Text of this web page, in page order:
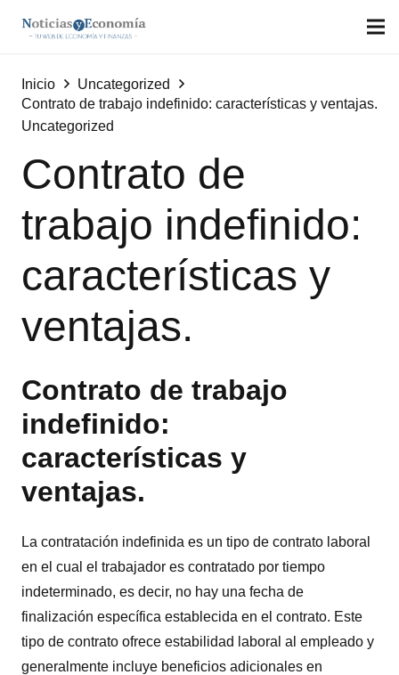
Inicio
Uncategorized
Contrato de trabajo indefinido: características y ventajas.
Uncategorized
Contrato de
trabajo indefinido:
características y
ventajas.
Contrato de trabajo
indefinido:
características y
ventajas.
La contratación indefinida es un tipo de contrato laboral
en el cual el trabajador es contratado por tiempo
indeterminado, es decir, no hay una fecha de
finalización específica establecida en el contrato. Este
tipo de contrato ofrece estabilidad laboral al empleado y
generalmente incluye beneficios adicionales en